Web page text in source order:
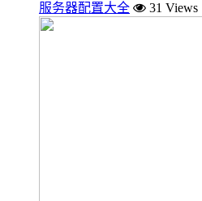
服务器配置大全
31 Views